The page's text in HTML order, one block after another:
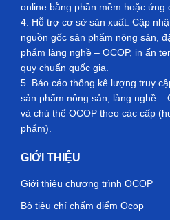
online bằng phần mềm hoặc ứng
4. Hỗ trợ cơ sở sản xuất: Cập
nguồn gốc sản phẩm nông sản,
phẩm làng nghề – OCOP, in ấn
quy chuẩn quốc gia.
5. Báo cáo thống kê lượng truy
sản phẩm nông sản, làng nghề –
và chủ thể OCOP theo các cấp
phẩm).
GIỚI THIỆU
Giới thiệu chương trình OCOP
Bộ tiêu chí chấm điểm Ocop